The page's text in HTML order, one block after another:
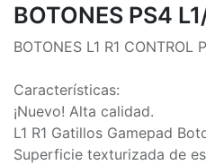
BOTONES PS4
BOTONES L1 R1 CONTROL
Características:
¡Nuevo! Alta calidad.
L1 R1 Gatillos Gamepad
Superficie texturizada de